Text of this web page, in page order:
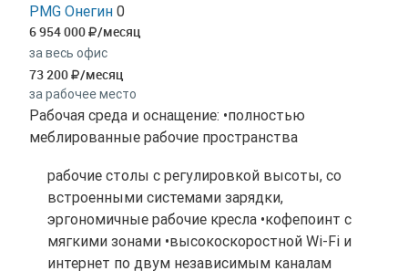
PMG Онегин 0
6 954 000 /месяц
за весь офис
73 200 /месяц
за рабочее место
Рабочая среда и оснащение: •полностью
меблированные рабочие пространства
рабочие столы с регулировкой высоты, со
встроенными системами зарядки,
эргономичные рабочие кресла •кофепоинт с
мягкими зонами •высокоскоростной Wi-Fi и
интернет по двум независимым каналам